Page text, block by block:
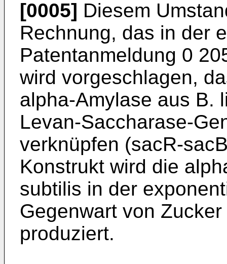
[0005] Diesem
Rechnung, das in der
Patentanmeldung 0
wird vorgeschlagen,
alpha-Amylase aus B.
Levan-Saccharase-
verknüpfen (sacR-
Konstrukt wird die
subtilis in der
Gegenwart von
produziert.